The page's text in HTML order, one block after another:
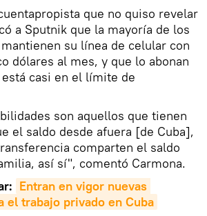
que no quiso revelar
a Sputnik que la mayoría de los
su línea de celular con
dólares al mes, y que lo abonan
casi en el límite de
son aquellos que tienen
el saldo desde afuera [de Cuba],
comparten el saldo
así sí", comentó Carmona.
Entran en vigor nuevas
el trabajo privado en Cuba